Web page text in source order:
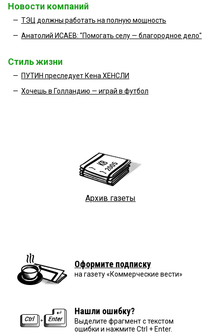
Новости компаний
— ТЭЦ должны работать на полную мощность
— Анатолий ИСАЕВ: "Помогать селу — благородное дело"
Стиль жизни
— ПУТИН преследует Кена ХЕНСЛИ
— Хочешь в Голландию — играй в футбол
Архив газеты
Оформите подписку
на газету «Коммерческие вести»
Нашли ошибку?
Выделите фрагмент с текстом
ошибки и нажмите Ctrl + Enter.